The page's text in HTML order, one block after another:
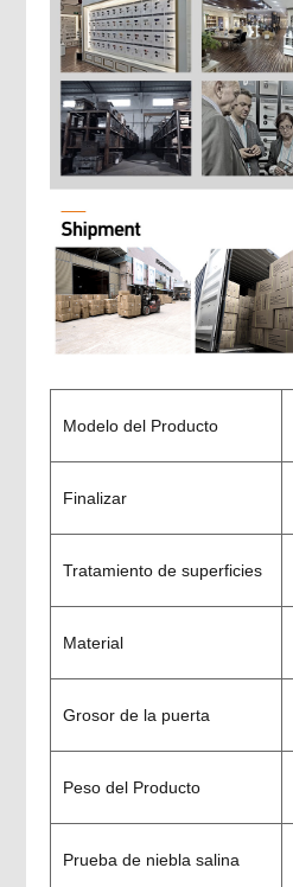
Modelo del Producto
Finalizar
Tratamiento de superficies
Material
Grosor de la puerta
Peso del Producto
Prueba de niebla salina